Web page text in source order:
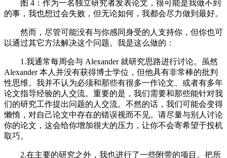
图 4：作为一名独立研究者发表论文，很可能是我做不到
的事，我也想过会失败，但无论如何，我都会尽力做到最好。
然而，尽管可能没有与你感同身受的人支持你，但你也可
以通过其它方法解决这个问题。我是这么做的：
1.我通常每周会与 Alexander 就研究思路进行讨论。虽然
Alexander 本人并没有获得博士学位，但他具有非常棒的批判
性思维。我并不认为必须和那些有很多一作论文、或者有多年
论文指导经验的人交流。重要的是，我们需要和那些能针对我
们的研究工作提出问题的人交流。不然的话，我们可能会变得
懒惰，对自己论文中存在的错误视而不见。请尽量与别人讨论
你的论文，这会给你增加很大的压力，让你不会寄希望于投机
取巧。
2.在主要的研究之外，我也进行了一些附带的项目。把所